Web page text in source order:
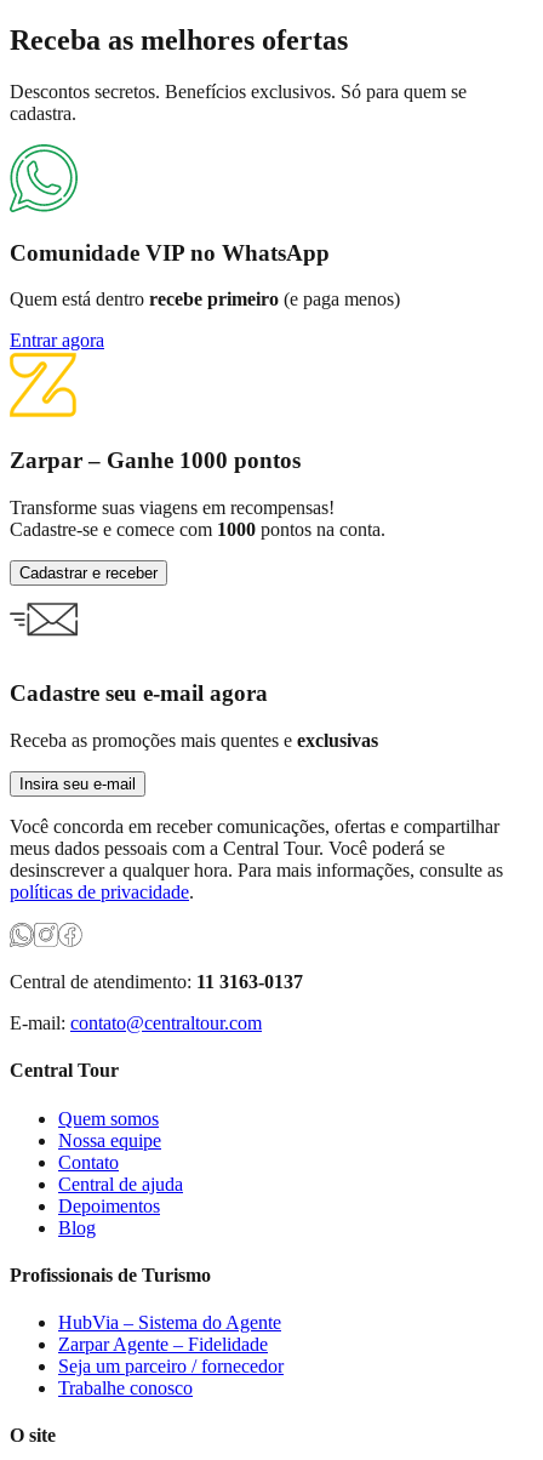
Receba as melhores ofertas
Descontos secretos. Benefícios exclusivos. Só para quem se
cadastra.
Comunidade VIP no WhatsApp
Quem está dentro recebe primeiro (e paga menos)
Entrar agora
Zarpar – Ganhe 1000 pontos
Transforme suas viagens em recompensas!
Cadastre-se e comece com 1000 pontos na conta.
Cadastrar e receber
Cadastre seu e-mail agora
Receba as promoções mais quentes e exclusivas
Insira seu e-mail
Você concorda em receber comunicações, ofertas e compartilhar
meus dados pessoais com a Central Tour. Você poderá se
desinscrever a qualquer hora. Para mais informações, consulte as
políticas de privacidade.
Central de atendimento: 11 3163-0137
E-mail: contato@centraltour.com
Central Tour
Quem somos
Nossa equipe
Contato
Central de ajuda
Depoimentos
Blog
Profissionais de Turismo
HubVia – Sistema do Agente
Zarpar Agente – Fidelidade
Seja um parceiro / fornecedor
Trabalhe conosco
O site